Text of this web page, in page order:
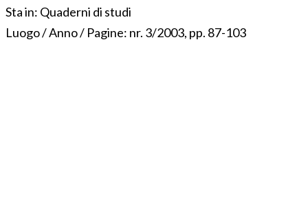
Sta in: Quaderni di studi
Luogo / Anno / Pagine: nr. 3/2003, pp. 87-103